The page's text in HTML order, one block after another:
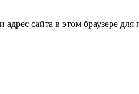
адрес сайта в этом браузере